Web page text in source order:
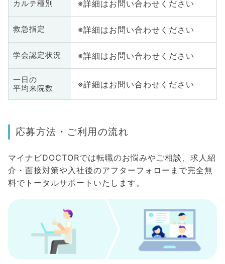
カルテ種別 ※詳細はお問い合わせください
救急指定 ※詳細はお問い合わせください
学会認定状況 ※詳細はお問い合わせください
一日の
平均来院数
※詳細はお問い合わせください
応募方法・ご利用の流れ
マイナビDOCTORでは転職のお悩みやご相談、求人紹
介・面接対策や入社後のアフターフォローまで完全無
料でトータルサポートいたします。